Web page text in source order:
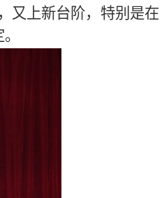
又上新台阶，特别是在